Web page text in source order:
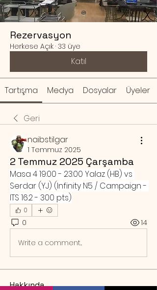
Rezervasyon
Herkese Açık · 33 üye
Katıl
Tartışma Medya Dosyalar Üyeler
Geri
naibstilgar
1 Temmuz 2025
2 Temmuz 2025 Çarşamba
Masa 4 19:00 - 23:00 Yalaz (HB) vs
Serdar (YJ) (Infinity N5 / Campaign -
ITS 16.2 - 300 pts)
0
0 14
Write a comment...
Hakkında